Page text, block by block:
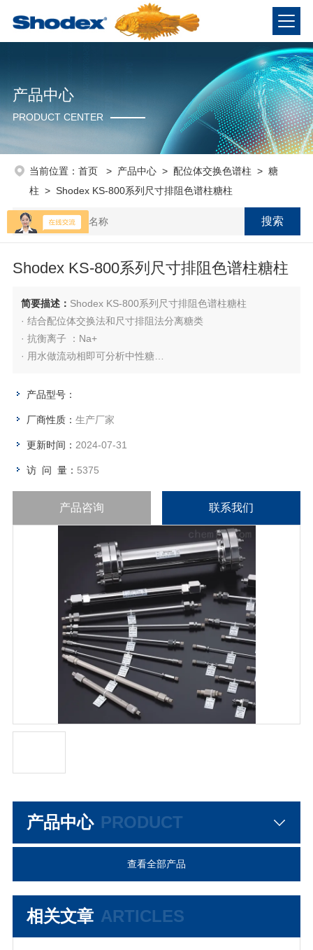
产品中心
PRODUCT CENTER
当前位置： 首页 > 产品中心> 配位体交换色谱柱 > 糖
柱 > Shodex KS-800系列尺寸排阻色谱柱糖柱
Shodex KS-800系列尺寸排阻色谱柱糖柱
简要描述： Shodex KS-800系列尺寸排阻色谱柱糖柱
· 结合配位体交换法和尺寸排阻法分离糖类
· 抗衡离子 ：Na+
· 用水做流动相即可分析中性糖
产品型号：
厂商性质： 生产厂家
更新时间： 2024-07-31
访 问 量： 5375
产品咨询 联系我们
PRODUCT
产品中心
查看全部产品
ARTICLES
相关文章